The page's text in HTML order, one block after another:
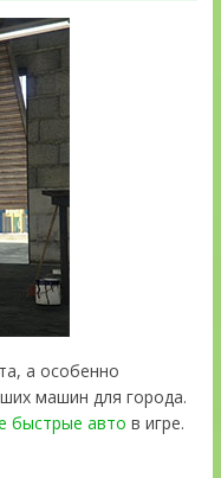
а особенно
машин для города.
быстрые авто в игре.